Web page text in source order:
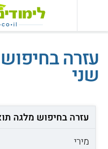
עזרה
שני
עזרה בחיפוש מלגה
מירי